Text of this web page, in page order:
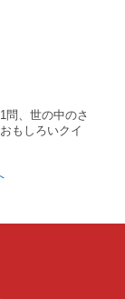
、世の中のさ
もしろいクイ